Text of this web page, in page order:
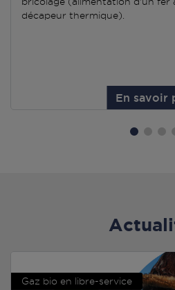
décapeur thermique).
En savoir
Gaz bio en libre-service